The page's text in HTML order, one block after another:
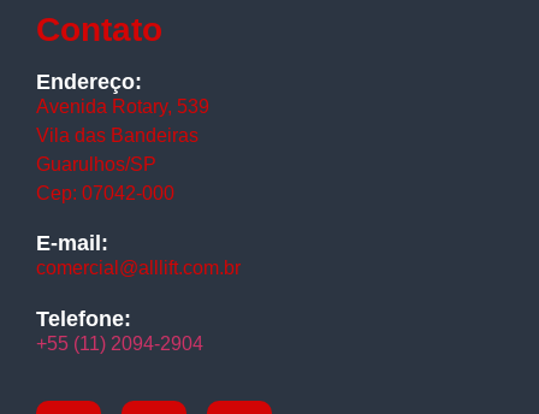
Contato
Endereço:
Avenida Rotary, 539
Vila das Bandeiras
Guarulhos/SP
Cep: 07042-000
E-mail:
comercial@alllift.com.br
Telefone:
+55 (11) 2094-2904